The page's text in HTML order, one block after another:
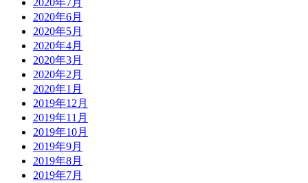
2020年7月
2020年6月
2020年5月
2020年4月
2020年3月
2020年2月
2020年1月
2019年12月
2019年11月
2019年10月
2019年9月
2019年8月
2019年7月